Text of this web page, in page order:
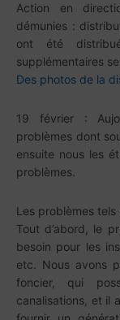
Action en
démunies :
ont été
supplémentaires
Des photos de la
19 février :
problèmes dont
ensuite nous les
problèmes.
Les problèmes
Tout d’abord, le
besoin pour les
etc. Nous avons
foncier, qui
canalisations, et il